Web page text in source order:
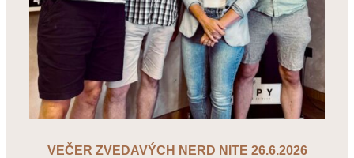
VEČER ZVEDAVÝCH NERD NITE 26.6.2026